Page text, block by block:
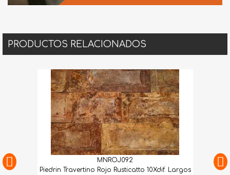
PRODUCTOS RELACIONADOS
MNROJ092
Piedrin Travertino Rojo Rusticatto 10Xdif. Largos